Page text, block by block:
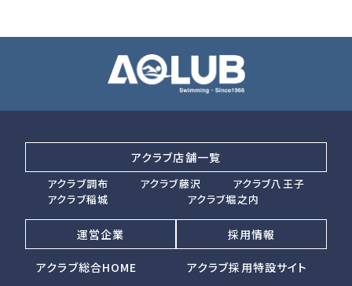
アクラブ店舗一覧
アクラブ調布 アクラブ藤沢
アクラブ八王子
アクラブ稲城
アクラブ堀之内
運営企業
アクラブ総合HOME
採用情報
アクラブ採用特設サイト